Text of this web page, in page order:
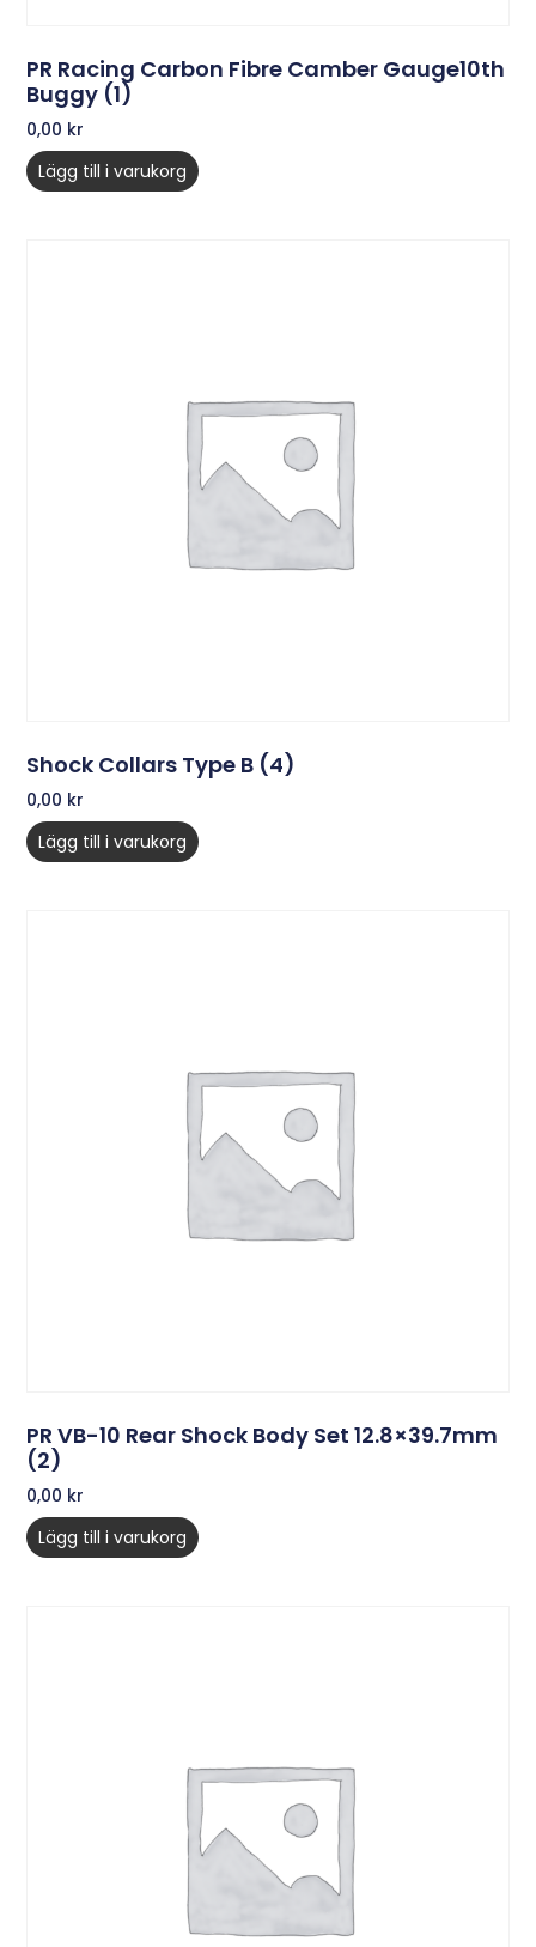
PR Racing Carbon Fibre Camber Gauge10th
Buggy (1)
0,00 kr
Lägg till i varukorg
Shock Collars Type B (4)
0,00 kr
Lägg till i varukorg
PR VB-10 Rear Shock Body Set 12.8×39.7mm
(2)
0,00 kr
Lägg till i varukorg